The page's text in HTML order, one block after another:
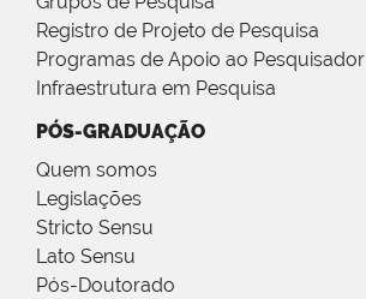
Registro de Projeto de Pesquisa
Programas de Apoio ao Pesquisador
Infraestrutura em Pesquisa
PÓS-GRADUAÇÃO
Quem somos
Legislações
Stricto Sensu
Lato Sensu
Pós-Doutorado